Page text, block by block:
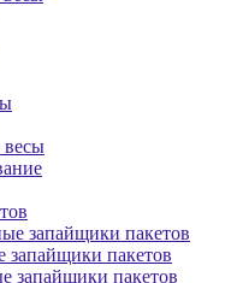
запайщики пакетов
запайщики пакетов
запайщики пакетов